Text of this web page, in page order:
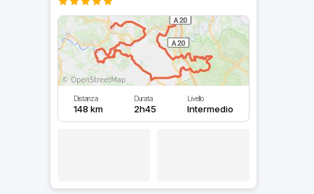
Distanza
148 km
Durata
2h45
Livello
Intermedio